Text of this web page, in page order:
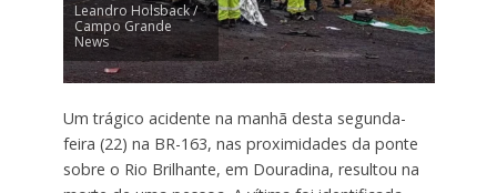
Leandro Holsback /
Campo Grande
News
Um trágico acidente na manhã desta segunda-
feira (22) na BR-163, nas proximidades da ponte
sobre o Rio Brilhante, em Douradina, resultou na